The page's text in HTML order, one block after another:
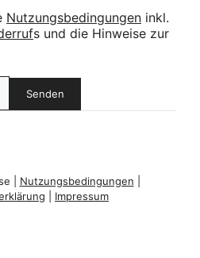
Nutzungsbedingungen inkl.
s und die Hinweise zur
| Nutzungsbedingungen
Impressum